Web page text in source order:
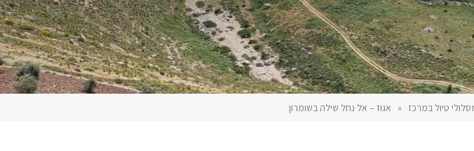
טיול במרכז » אגוז – אל נחל שילה בשומרון